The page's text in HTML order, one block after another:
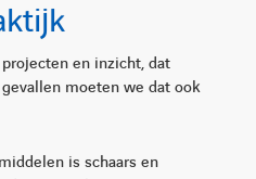
en inzicht, dat
moeten we dat ook
is schaars en